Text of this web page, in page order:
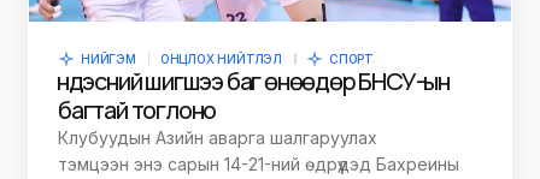
НИЙГЭМ ОНЦЛОХ НИЙТЛЭЛ СПОРТ
Үндэсний шигшээ баг өнөөдөр БНСУ-ын
багтай тоглоно
Клубуудын Азийн аварга шалгаруулах
тэмцээн энэ сарын 14-21-ний өдрүүдэд Бахреины